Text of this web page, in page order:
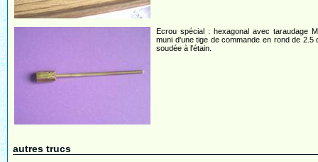
Ecrou spécial : hexagonal avec taraudage
muni d'une tige de commande en rond de 2.5
soudée à l'étain.
autres trucs